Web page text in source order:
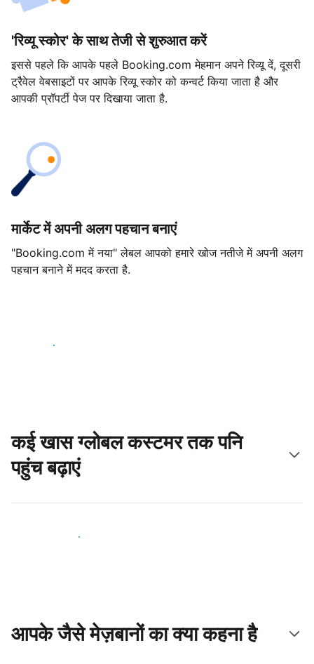
'रिव्यू स्कोर' के साथ तेजी से शुरुआत करें
इससे पहले कि आपके पहले Booking.com मेहमान अपने रिव्यू दें, दूसरी
ट्रैवेल वेबसाइटों पर आपके रिव्यू स्कोर को कन्वर्ट किया जाता है और
आपकी प्रॉपर्टी पेज पर दिखाया जाता है.
मार्केट में अपनी अलग पहचान बनाएं
"Booking.com में नया" लेबल आपको हमारे खोज नतीजे में अपनी अलग
पहचान बनाने में मदद करता है.
आज ही शुरू करें
कई खास ग्लोबल कस्टमर तक पनि
पहुंच बढ़ाएं
आज ही नए मेहमानों तक पहुंचें
आपके जैसे मेज़बानों का क्या कहना है